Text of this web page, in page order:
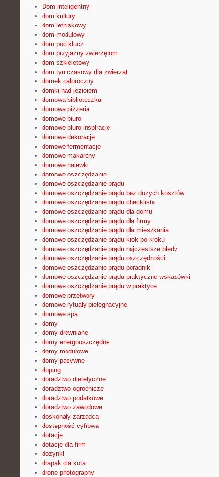
Dom inteligentny
dom kultury
dom letniskowy
dom modułowy
dom pod klucz
dom przyjazny zwierzętom
dom szkieletowy
dom tymczasowy dla zwierząt
domek całoroczny
domki nad jeziorem
domowa biblioteczka
domowa pizzeria
domowe biuro
domowe biuro inspiracje
domowe dekoracje
domowe fermentacje
domowe makarony
domowe nalewki
domowe oszczędzanie
domowe oszczędzanie prądu
domowe oszczędzanie prądu bez dużych kosztów
domowe oszczędzanie prądu checklista
domowe oszczędzanie prądu dla domu
domowe oszczędzanie prądu dla firmy
domowe oszczędzanie prądu dla mieszkania
domowe oszczędzanie prądu krok po kroku
domowe oszczędzanie prądu najczęstsze błędy
domowe oszczędzanie prądu oszczędności
domowe oszczędzanie prądu poradnik
domowe oszczędzanie prądu praktyczne wskazówki
domowe oszczędzanie prądu w praktyce
domowe przetwory
domowe rytuały pielęgnacyjne
domowe spa
domy
domy drewniane
domy energooszczędne
domy modułowe
domy pasywne
doping
doradztwo dietetyczne
doradztwo ogrodnicze
doradztwo podatkowe
doradztwo zawodowe
doskonały zarządca
dostępność cyfrowa
dotacje
dotacje dla firm
dożynki
drapak dla kota
drone photography